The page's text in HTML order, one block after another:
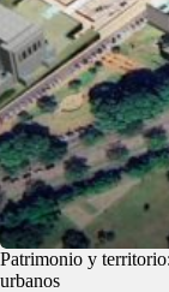
Patrimonio y
urbanos